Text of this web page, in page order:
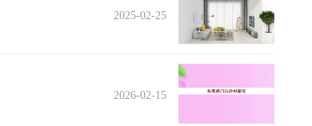
2025-02-25
2026-02-15